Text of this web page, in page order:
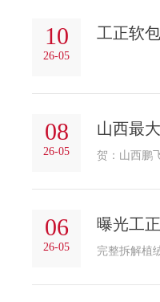
10
26-05
工正软
08
26-05
山西最
06
26-05
曝光工
完整拆解植